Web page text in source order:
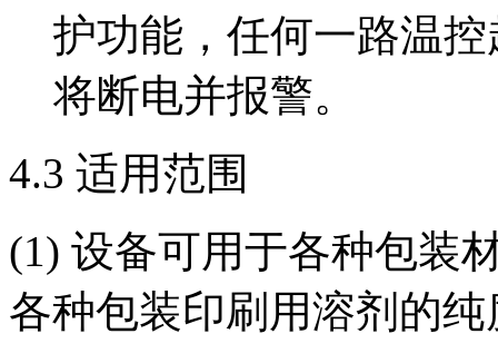
护功能，任何一路温
将断电并报警。
4.3 适用范围
(1) 设备可用于各种包装
各种包装印刷用溶剂的